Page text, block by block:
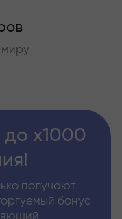
миру
до х1000
получают
бонус